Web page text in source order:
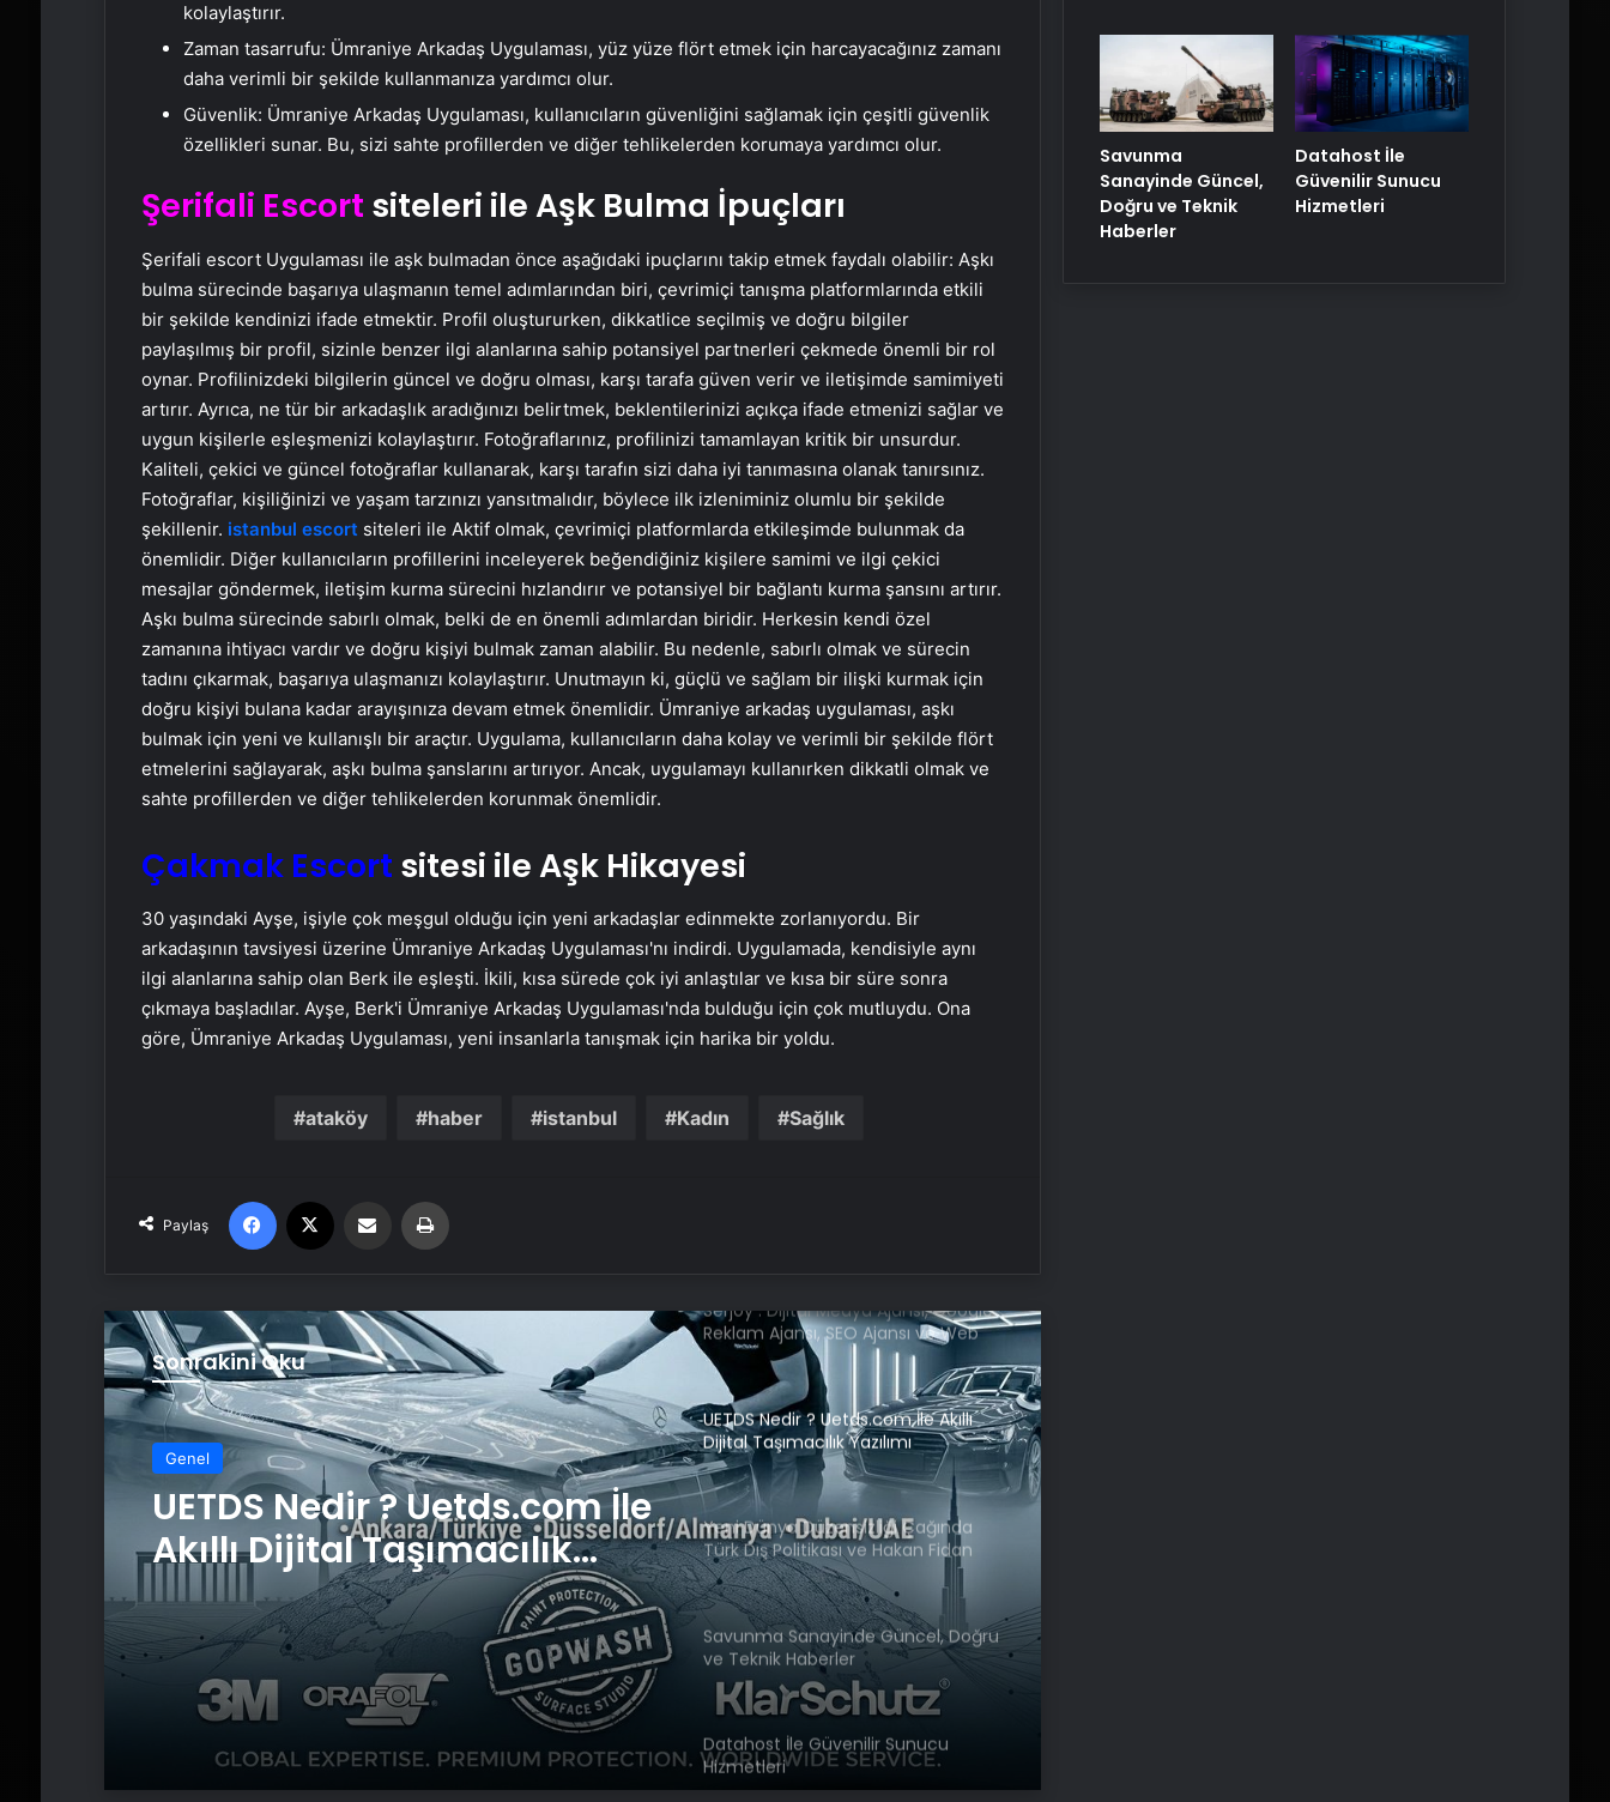
kolaylaştırır.
Zaman tasarrufu: Ümraniye Arkadaş Uygulaması, yüz yüze flört etmek için harcayacağınız zamanı
daha verimli bir şekilde kullanmanıza yardımcı olur.
Güvenlik: Ümraniye Arkadaş Uygulaması, kullanıcıların güvenliğini sağlamak için çeşitli güvenlik
özellikleri sunar. Bu, sizi sahte profillerden ve diğer tehlikelerden korumaya yardımcı olur.
Şerifali Escort siteleri ile Aşk Bulma İpuçları
Şerifali escort Uygulaması ile aşk bulmadan önce aşağıdaki ipuçlarını takip etmek faydalı olabilir: Aşkı
bulma sürecinde başarıya ulaşmanın temel adımlarından biri, çevrimiçi tanışma platformlarında etkili
bir şekilde kendinizi ifade etmektir. Profil oluştururken, dikkatlice seçilmiş ve doğru bilgiler
paylaşılmış bir profil, sizinle benzer ilgi alanlarına sahip potansiyel partnerleri çekmede önemli bir rol
oynar. Profilinizdeki bilgilerin güncel ve doğru olması, karşı tarafa güven verir ve iletişimde samimiyeti
artırır. Ayrıca, ne tür bir arkadaşlık aradığınızı belirtmek, beklentilerinizi açıkça ifade etmenizi sağlar ve
uygun kişilerle eşleşmenizi kolaylaştırır. Fotoğraflarınız, profilinizi tamamlayan kritik bir unsurdur.
Kaliteli, çekici ve güncel fotoğraflar kullanarak, karşı tarafın sizi daha iyi tanımasına olanak tanırsınız.
Fotoğraflar, kişiliğinizi ve yaşam tarzınızı yansıtmalıdır, böylece ilk izleniminiz olumlu bir şekilde
şekillenir. istanbul escort siteleri ile Aktif olmak, çevrimiçi platformlarda etkileşimde bulunmak da
önemlidir. Diğer kullanıcıların profillerini inceleyerek beğendiğiniz kişilere samimi ve ilgi çekici
mesajlar göndermek, iletişim kurma sürecini hızlandırır ve potansiyel bir bağlantı kurma şansını artırır.
Aşkı bulma sürecinde sabırlı olmak, belki de en önemli adımlardan biridir. Herkesin kendi özel
zamanına ihtiyacı vardır ve doğru kişiyi bulmak zaman alabilir. Bu nedenle, sabırlı olmak ve sürecin
tadını çıkarmak, başarıya ulaşmanızı kolaylaştırır. Unutmayın ki, güçlü ve sağlam bir ilişki kurmak için
doğru kişiyi bulana kadar arayışınıza devam etmek önemlidir. Ümraniye arkadaş uygulaması, aşkı
bulmak için yeni ve kullanışlı bir araçtır. Uygulama, kullanıcıların daha kolay ve verimli bir şekilde flört
etmelerini sağlayarak, aşkı bulma şanslarını artırıyor. Ancak, uygulamayı kullanırken dikkatli olmak ve
sahte profillerden ve diğer tehlikelerden korunmak önemlidir.
Çakmak Escort sitesi ile Aşk Hikayesi
30 yaşındaki Ayşe, işiyle çok meşgul olduğu için yeni arkadaşlar edinmekte zorlanıyordu. Bir
arkadaşının tavsiyesi üzerine Ümraniye Arkadaş Uygulaması'nı indirdi. Uygulamada, kendisiyle aynı
ilgi alanlarına sahip olan Berk ile eşleşti. İkili, kısa sürede çok iyi anlaştılar ve kısa bir süre sonra
çıkmaya başladılar. Ayşe, Berk'i Ümraniye Arkadaş Uygulaması'nda bulduğu için çok mutluydu. Ona
göre, Ümraniye Arkadaş Uygulaması, yeni insanlarla tanışmak için harika bir yoldu.
ataköy haber istanbul Kadın Sağlık
Paylaş
Facebook Email'den paylaş
Sonrakini Oku
Genel
UETDS Nedir ? Uetds.com İle
Akıllı Dijital Taşımacılık
Yazılımı
gün arayla kansere yenik düştüler
Dünya barışında kilit ülke Türkiye
mi?
Çanlar Netanyahu için mi çalıyor?
Serjoy : Dijital Medya Ajansı, Google
Reklam Ajansı, SEO Ajansı ve Web
Tasarım Ajansı
UETDS Nedir ? Uetds.com İle Akıllı
Dijital Taşımacılık Yazılımı
Yeni Dünya Düzensizliği Çağında
Türk Dış Politikası ve Hakan Fidan
Faktörü
Savunma Sanayinde Güncel, Doğru
ve Teknik Haberler
Datahost İle Güvenilir Sunucu
Hizmetleri
Savunma
Sanayinde Güncel,
Doğru ve Teknik
Haberler
Datahost İle
Güvenilir Sunucu
Hizmetleri